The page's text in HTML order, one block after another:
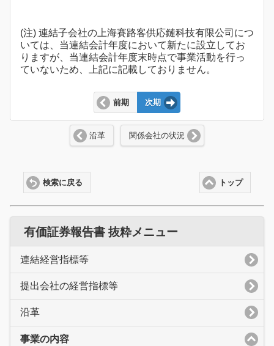
(注) 連結子会社の上海賽路客供応鏈科技有限公司につ
いては、当連結会計年度において新たに設立してお
りますが、当連結会計年度末時点で事業活動を行っ
ていないため、上記に記載しておりません。
前期 次期
沿革 関係会社の状況
トップ
検索に戻る
有価証券報告書 抜粋メニュー
連結経営指標等
提出会社の経営指標等
沿革
事業の内容